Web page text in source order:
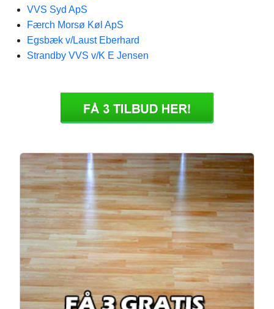
VVS Syd ApS
Færch Morsø Køl ApS
Egsbæk v/Laust Eberhard
Strandby VVS v/K E Jensen